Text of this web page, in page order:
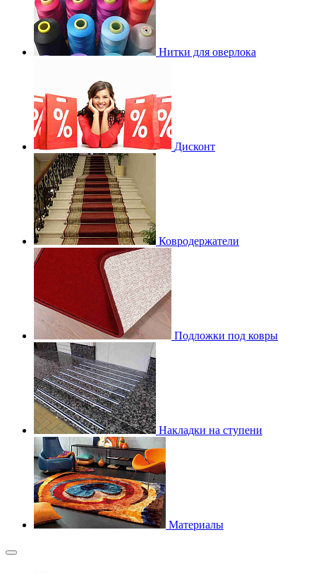
Нитки для оверлока
Дисконт
Ковродержатели
Подложки под ковры
Накладки на ступени
Материалы